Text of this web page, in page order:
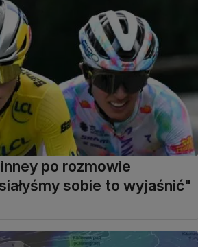
po rozmowie
sobie to wyjaśnić"